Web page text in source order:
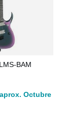
BAM
Octubre